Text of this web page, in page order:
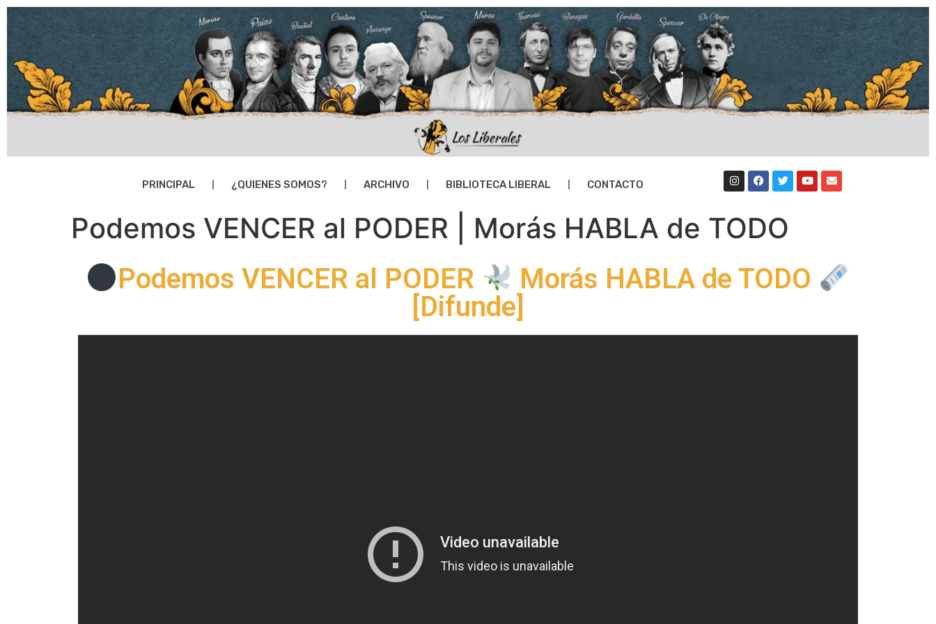
PRINCIPAL ¿QUIENES SOMOS? ARCHIVO BIBLIOTECA LIBERAL CONTACTO
Podemos VENCER al PODER | Morás HABLA de TODO
Podemos VENCER al PODER
Morás HABLA de TODO
[Difunde]